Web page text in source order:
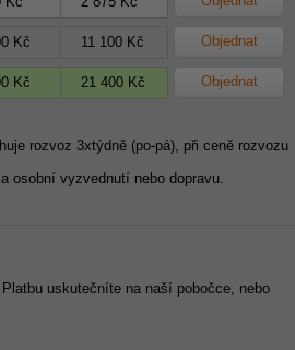
Kč 11 100 Kč Objednat
Kč 21 400 Kč Objednat
rozvoz 3xtýdně (po-pá), při ceně rozvozu
osobní vyzvednutí nebo dopravu.
uskutečníte na naší pobočce, nebo